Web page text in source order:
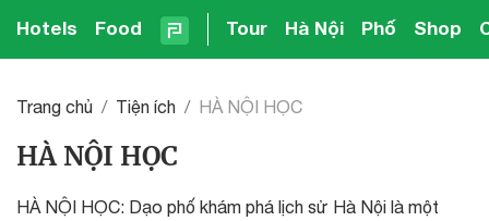
Hotels Food Tour Hà Nội Phố Shop
Trang chủ Tiện ích HÀ NỘI HỌC
HÀ NỘI HỌC
HÀ NỘI HỌC: Dạo phố khám phá lịch sử Hà Nội là một